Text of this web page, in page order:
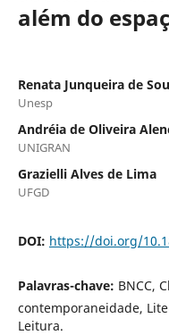
além do
Renata Junqueira de
Unesp
Andréia de Oliveira
UNIGRAN
Grazielli Alves de Lima
UFGD
DOI: https://doi.org/
Palavras-chave: BNCC,
contemporaneidade,
Leitura.